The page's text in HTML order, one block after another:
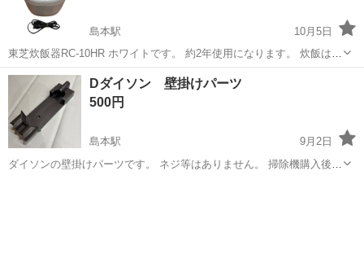
島本駅
10月5日
東芝炊飯器RC-10HR ホワイトです。 約2年使用になります。 炊飯は問
題ありません。 段ボールに入れてのお渡しになります。 平日19時から
21時まで可能な方でお願いいたします。 土日祝は相談にて対応可能で
す。
大阪 三島郡 島本駅 キッチン家電
Dダイソン 壁掛けパーツ
500円
島本駅
9月2日
ダイソンの壁掛けパーツです。 ネジ等はありません。 掃除機購入後、